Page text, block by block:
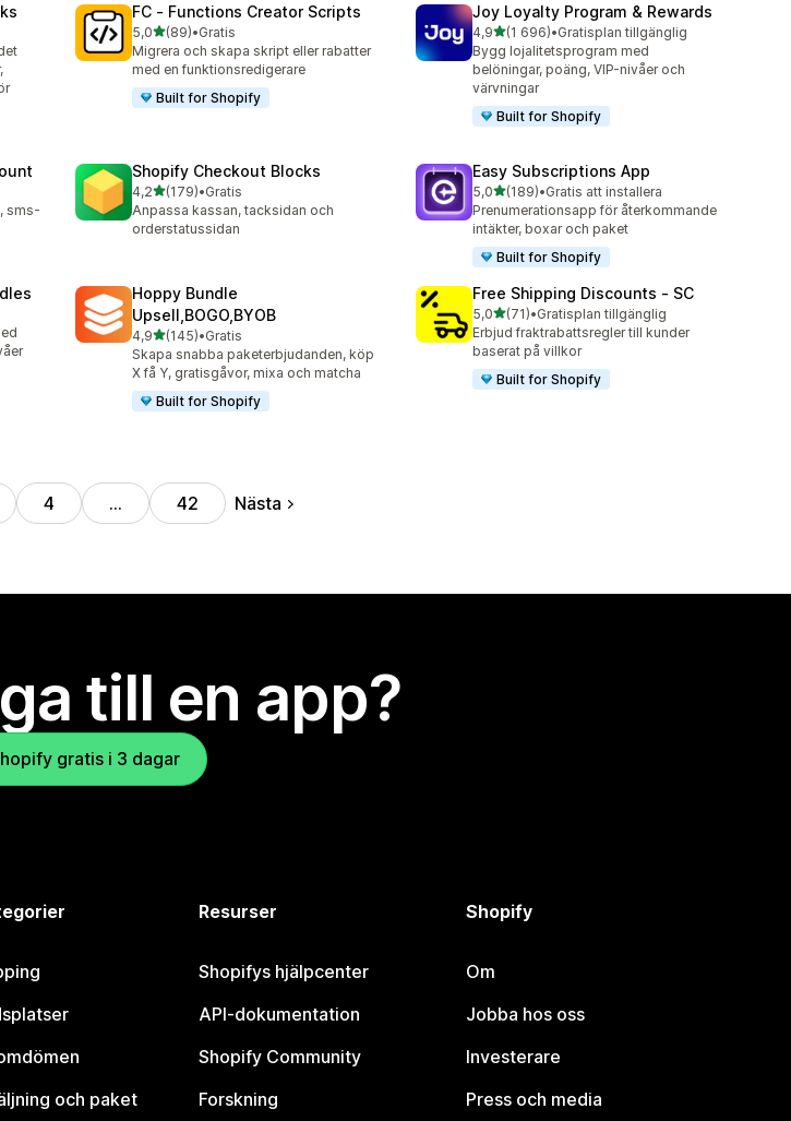
FC ‑ Functions Creator Scripts
5,0av 5 stjärnor
(89)
89 recensioner totalt
•Gratis
Migrera och skapa skript eller rabatter
med en funktionsredigerare
Built for Shopify
Joy Loyalty Program & Rewards
4,9av 5 stjärnor
(1 696)
1696 recensioner totalt
•Gratisplan tillgänglig
Bygg lojalitetsprogram med
belöningar, poäng, VIP-nivåer och
värvningar
Built for Shopify
sms-
Shopify Checkout Blocks
4,2av 5 stjärnor
(179)
179 recensioner totalt
•Gratis
Anpassa kassan, tacksidan och
orderstatussidan
Easy Subscriptions App
5,0av 5 stjärnor
(189)
189 recensioner totalt
•Gratis att installera
Prenumerationsapp för återkommande
intäkter, boxar och paket
Built for Shopify
Hoppy Bundle
Upsell,BOGO,BYOB
4,9av 5 stjärnor
(145)
145 recensioner totalt
•Gratis
Skapa snabba paketerbjudanden, köp
X få Y, gratisgåvor, mixa och matcha
Built for Shopify
Free Shipping Discounts ‑ SC
5,0av 5 stjärnor
(71)
71 recensioner totalt
•Gratisplan tillgänglig
Erbjud fraktrabattsregler till kunder
baserat på villkor
Built for Shopify
4 … 42 Nästa
till en app?
gratis i 3 dagar
och paket
Resurser
Shopifys hjälpcenter
API-dokumentation
Shopify Community
Forskning
Shopify
Om
Jobba hos oss
Investerare
Press och media